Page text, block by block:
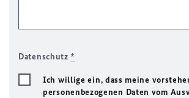
Datenschutz*
Ich willige ein, dass meine
personenbezogenen Daten vom